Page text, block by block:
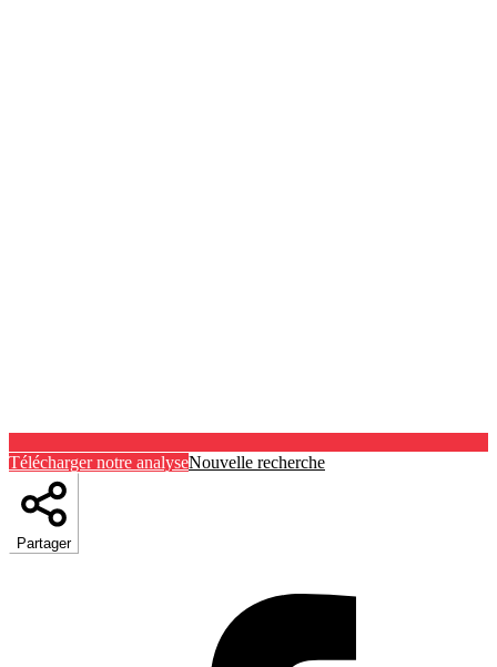
Télécharger notre analyseNouvelle recherche
Partager